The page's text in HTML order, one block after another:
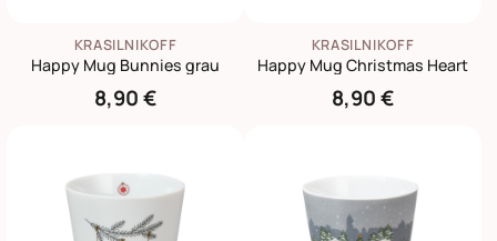
KRASILNIKOFF
Happy Mug Bunnies grau
8,90 €
KRASILNIKOFF
Happy Mug Christmas Heart
8,90 €